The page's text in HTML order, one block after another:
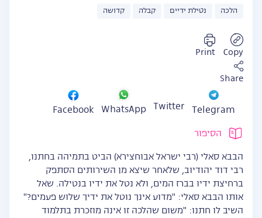
הלכה נטילת ידיים קבלה קדושה
Copy
Print
Share
Telegram
Twitter
WhatsApp
Facebook
הסיפור
הבבא סאלי (רבי ישראל אבוחצירא) הביט בתמיהה בחתנו,
רבי דוד יהודיוב, שלאחר שיצא מן השירותים הסתפק
ברחיצת ידיו בברז המים, ולא נטל את ידיו בנטילה. שאל
אותו הבבא סאלי: "מדוע אינך נוטל את ידיך שלוש פעמים?"
השיב לו חתנו: "משום שהלכה זו אינה מוזכרת בתלמוד